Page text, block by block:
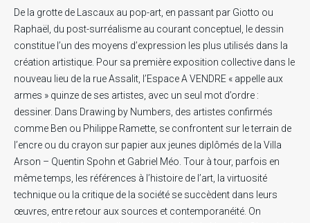
De la grotte de Lascaux au pop-art, en passant par Giotto ou
Raphaël, du post-surréalisme au courant conceptuel, le dessin
constitue l’un des moyens d’expression les plus utilisés dans la
création artistique. Pour sa première exposition collective dans le
nouveau lieu de la rue Assalit, l’Espace A VENDRE « appelle aux
armes » quinze de ses artistes, avec un seul mot d’ordre :
dessiner. Dans Drawing by Numbers, des artistes confirmés
comme Ben ou Philippe Ramette, se confrontent sur le terrain de
l’encre ou du crayon sur papier aux jeunes diplômés de la Villa
Arson – Quentin Spohn et Gabriel Méo. Tour à tour, parfois en
même temps, les références à l’histoire de l’art, la virtuosité
technique ou la critique de la société se succèdent dans leurs
œuvres, entre retour aux sources et contemporanéité. On